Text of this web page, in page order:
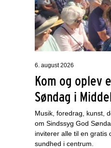
6. august 2026
Kom og oplev
Søndag i
Musik, foredrag, kunst,
om Sindssyg God
inviterer alle til en gratis
sundhed i centrum.